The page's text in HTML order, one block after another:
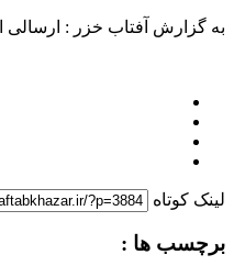
به گزارش آفتاب خزر : ارسالی
لینک کوتاه
برچسب ها :